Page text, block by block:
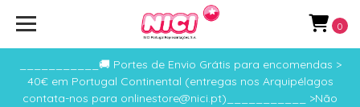
___________🚚 Portes de Envio Grátis para encomendas >
40€ em Portugal Continental (entregas nos Arquipélagos
contata-nos para onlinestore@nici.pt)___________ >Não
0